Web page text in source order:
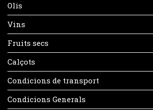
Olis
Vins
Fruits secs
Calçots
Condicions de transport
Condicions Generals